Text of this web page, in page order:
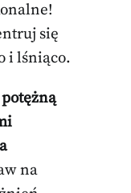
się
i lśniąco.
potężną
na